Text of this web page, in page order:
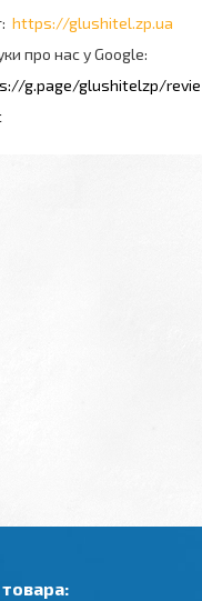
https://glushitel.zp.ua
про нас у Google
g.page/glushitelzp/revie